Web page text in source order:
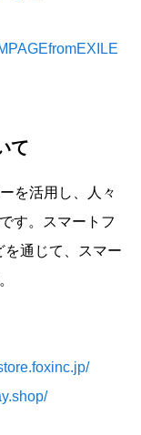
て
を活用し、人々
す。スマートフ
を通じて、スマー